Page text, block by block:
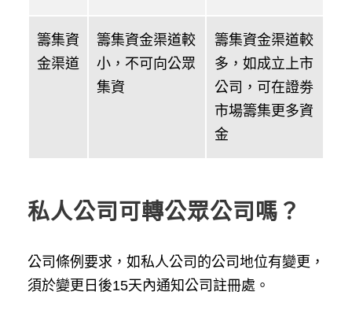
籌集資
金渠道
籌集資金渠道較
小，不可向公眾
集資
籌集資金渠道較
多，如成立上市
公司，可在證劵
市場籌集更多資
金
私人公司可轉公眾公司嗎？
公司條例要求，如私人公司的公司地位有變更，
須於變更日後15天內通知公司註冊處。